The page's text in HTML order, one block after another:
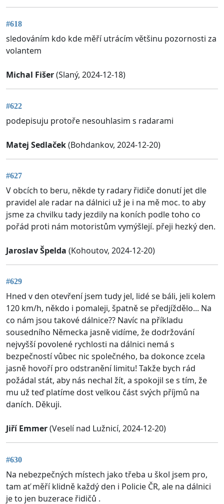
#618
sledováním kdo kde měří utrácím většinu pozornosti za
volantem
Michal Fišer(Slaný, 2024-12-18)
#622
podepisuju protoře nesouhlasim s radarami
Matej Sedlaček(Bohdankov, 2024-12-20)
#627
V obcích to beru, někde ty radary řidiče donutí jet dle
pravidel ale radar na dálnici už je i na mě moc. to aby
jsme za chvilku tady jezdily na koních podle toho co
pořád proti nám motoristům vymýšlejí. přeji hezký den.
Jaroslav Špelda (Kohoutov, 2024-12-20)
#629
Hned v den otevření jsem tudy jel, lidé se báli, jeli kolem
120 km/h, někdo i pomaleji, špatně se předjíždělo... Na
co nám jsou takové dálnice?? Navíc na příkladu
sousedního Německa jasně vidíme, že dodržování
nejvyšší povolené rychlosti na dálnici nemá s
bezpečností vůbec nic společného, ba dokonce zcela
jasně hovoří pro odstranění limitu! Takže bych rád
požádal stát, aby nás nechal žít, a spokojil se s tím, že
mu už teď platíme dost velkou část svých příjmů na
daních. Děkuji.
Jiří Emmer(Veselí nad Lužnicí, 2024-12-20)
#630
Na nebezpečných místech jako třeba u škol jsem pro,
tam ať měří klidně každý den i Policie ČR, ale na dálnici
je to jen buzerace řidičů .